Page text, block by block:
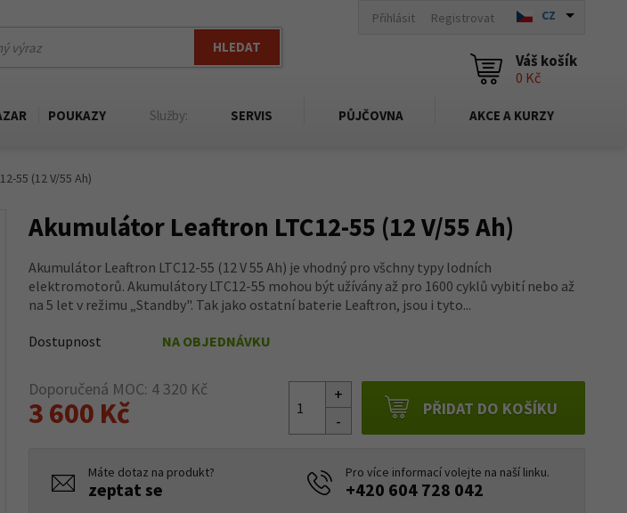
HLEDAT
Přihlásit Registrovat CZ
Váš košík
0 Kč
POUKAZY Služby: SERVIS PŮJČOVNA AKCE A KURZY
55 (12 V/55 Ah)
Akumulátor Leaftron LTC12-55 (12 V/55 Ah)
Akumulátor Leaftron LTC12-55 (12 V 55 Ah) je vhodný pro všchny typy lodních
elektromotorů. Akumulátory LTC12-55 mohou být užívány až pro 1600 cyklů vybití nebo až
na 5 let v režimu „Standby". Tak jako ostatní baterie Leaftron, jsou i tyto...
Dostupnost NA OBJEDNÁVKU
Doporučená MOC: 4 320 Kč
3 600 Kč PŘIDAT DO KOŠÍKU
Máte dotaz na produkt?
zeptat se
Pro více informací volejte na naší linku.
+420 604 728 042